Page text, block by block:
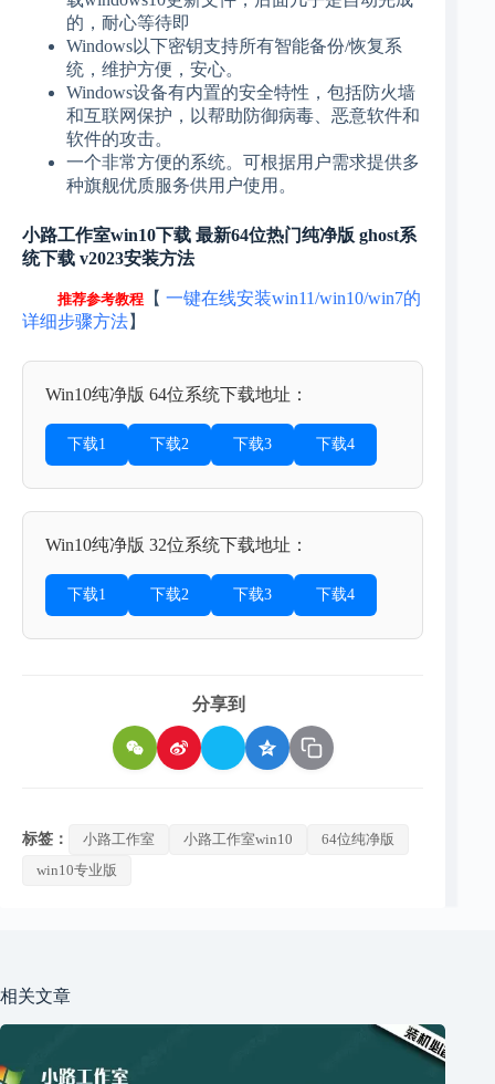
的，耐心等待即
Windows以下密钥支持所有智能备份/恢复系
统，维护方便，安心。
Windows设备有内置的安全特性，包括防火墙
和互联网保护，以帮助防御病毒、恶意软件和
软件的攻击。
一个非常方便的系统。可根据用户需求提供多
种旗舰优质服务供用户使用。
小路工作室win10下载 最新64位热门纯净版 ghost系
统下载 v2023安装方法
推荐参考教程 【 一键在线安装win11/win10/win7的
详细步骤方法】
Win10纯净版 64位系统下载地址：
下载1 下载2 下载3 下载4
Win10纯净版 32位系统下载地址：
下载1 下载2 下载3 下载4
分享到
标签： 小路工作室 小路工作室win10
64位纯净版
win10专业版
相关文章